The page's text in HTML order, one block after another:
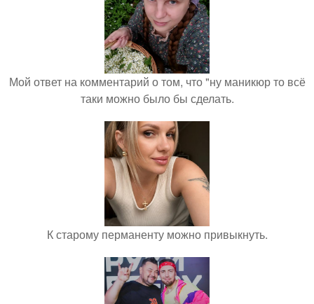
Мой ответ на комментарий о том, что "ну маникюр то всё
таки можно было бы сделать.
К старому перманенту можно привыкнуть.